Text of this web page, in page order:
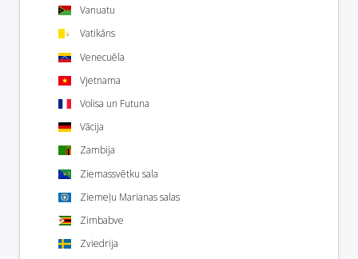
Vanuatu
Vatikāns
Venecuēla
Vjetnama
Volisa un Futuna
Vācija
Zambija
Ziemassvētku sala
Ziemeļu Marianas salas
Zimbabve
Zviedrija